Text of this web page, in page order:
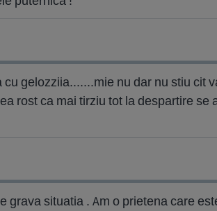
gelozziia.......mie nu dar nu stiu cit
rost ca mai tirziu tot la despartire
grava situatia . Am o prietena care